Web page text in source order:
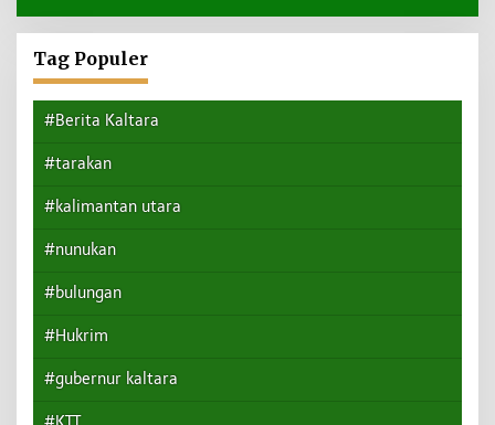
Tag Populer
#Berita Kaltara
#tarakan
#kalimantan utara
#nunukan
#bulungan
#Hukrim
#gubernur kaltara